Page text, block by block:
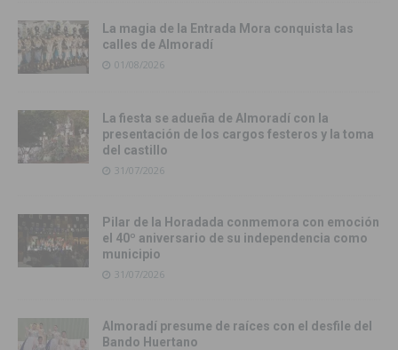
La magia de la Entrada Mora conquista las
calles de Almoradí
01/08/2026
La fiesta se adueña de Almoradí con la
presentación de los cargos festeros y la toma
del castillo
31/07/2026
Pilar de la Horadada conmemora con emoción
el 40º aniversario de su independencia como
municipio
31/07/2026
Almoradí presume de raíces con el desfile del
Bando Huertano